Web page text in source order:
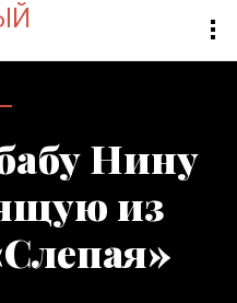
Нину
из